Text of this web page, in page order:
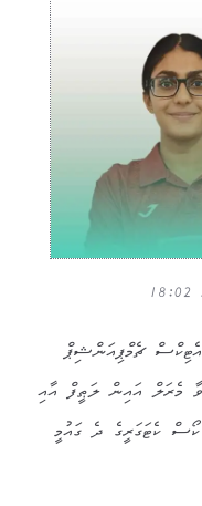
ޗެމްޕިއަންޝިޕް
މެރަލް އައިން ލަޠީފް އާއި
ކެޓަގަރީގެ ދެ ގައުމީ